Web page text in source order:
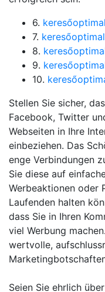
6.
7.
8.
9.
10.
Stellen Sie sicher,
Facebook, Twitter
Webseiten in Ihre
einbeziehen. Das
enge Verbindungen
Sie diese auf
Werbeaktionen oder
Laufenden halten
dass Sie in Ihren
viel Werbung
wertvolle,
Seien Sie ehrlich